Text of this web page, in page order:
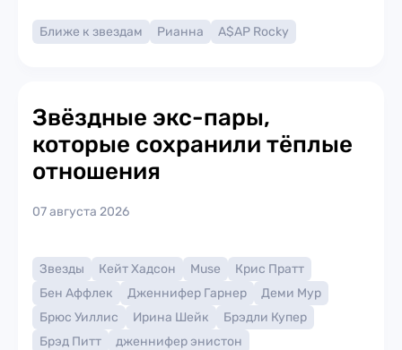
Ближе к звездам Рианна A$AP Rocky
Звёздные экс-пары,
которые сохранили тёплые
отношения
07 августа 2026
Звезды Кейт Хадсон Muse
Крис Пратт
Бен Аффлек
Дженнифер Гарнер
Деми Мур
Брюс Уиллис
Ирина Шейк
Брэдли Купер
Брэд Питт
дженнифер энистон